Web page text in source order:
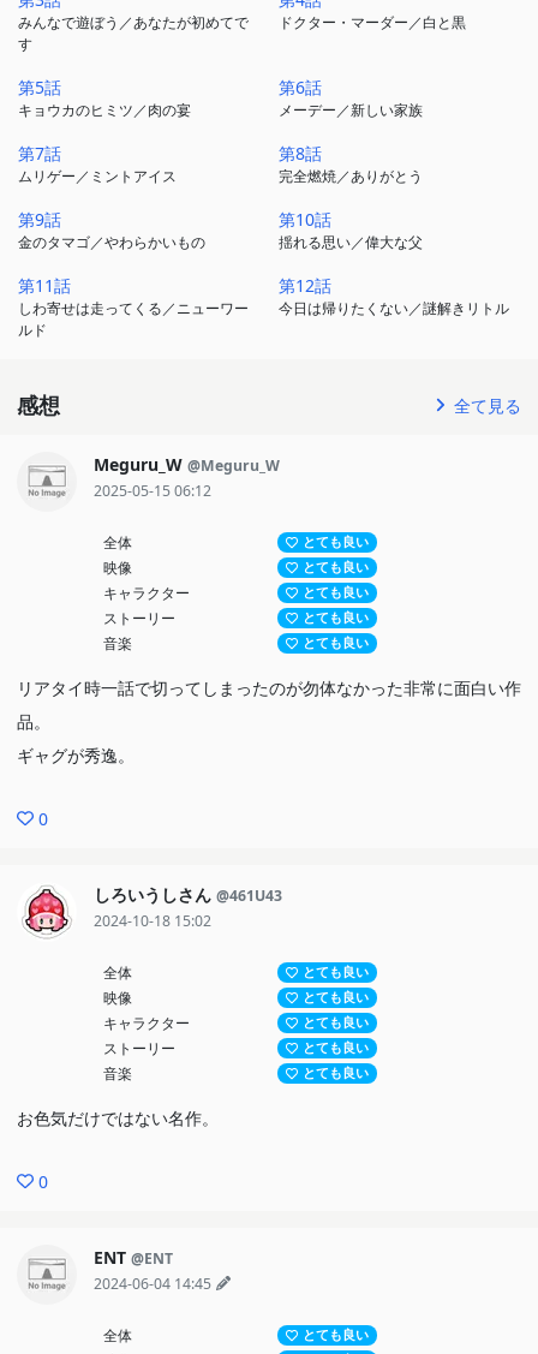
みんなで遊ぼう／あなたが初めてで
す
ドクター・マーダー／白と黒
第5話
キョウカのヒミツ／肉の宴
第6話
メーデー／新しい家族
第7話
ムリゲー／ミントアイス
第8話
完全燃焼／ありがとう
第9話
金のタマゴ／やわらかいもの
第10話
揺れる思い／偉大な父
第11話
しわ寄せは走ってくる／ニューワー
ルド
第12話
今日は帰りたくない／謎解きリトル
感想 全て見る
Meguru_W @Meguru_W
2025-05-15 06:12
全体 とても良い
映像 とても良い
キャラクター とても良い
ストーリー とても良い
音楽 とても良い
リアタイ時一話で切ってしまったのが勿体なかった非常に面白い作
品。
ギャグが秀逸。
0
しろいうしさん @461U43
2024-10-18 15:02
全体 とても良い
映像 とても良い
キャラクター とても良い
ストーリー とても良い
音楽 とても良い
お色気だけではない名作。
0
ENT @ENT
2024-06-04 14:45
全体 とても良い